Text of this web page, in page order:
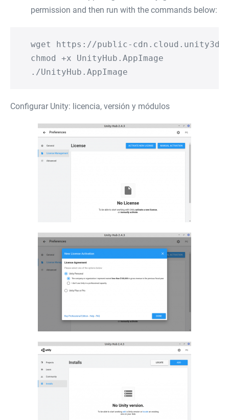
permission and then run with the commands below:
wget https://public-
chmod +x UnityHub.AppImage
./UnityHub.AppImage
Configurar Unity: licencia, versión y módulos